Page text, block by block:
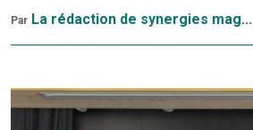
Par La rédaction de synergies mag...